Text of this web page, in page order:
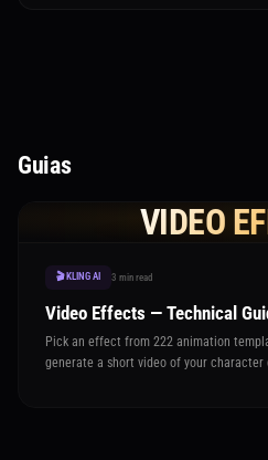
Guias
VIDEO
🎬 KLING AI 3 min read
Video Effects — Technical
Pick an effect from 222 animation
generate a short video of your character